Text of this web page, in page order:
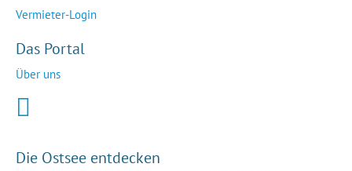
Vermieter-Login
Das Portal
Über uns
Die Ostsee entdecken